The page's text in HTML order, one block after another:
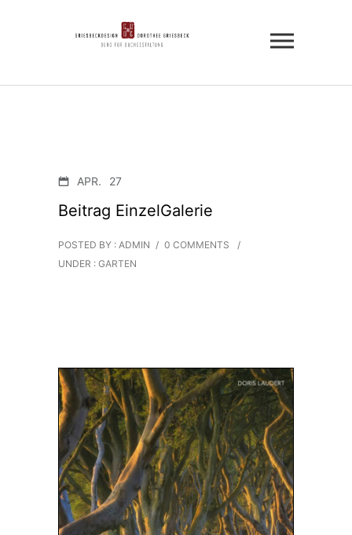
APR. 27
Beitrag EinzelGalerie
POSTED BY : ADMIN / 0 COMMENTS
/
UNDER : GARTEN